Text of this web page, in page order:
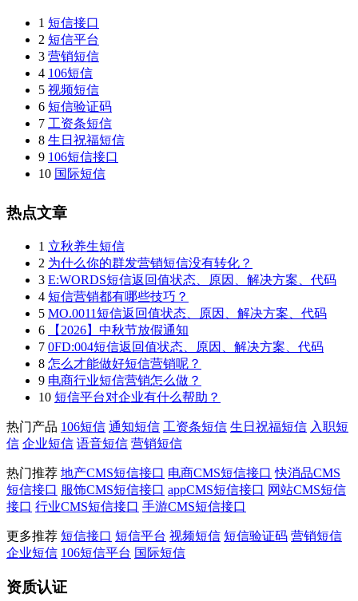
1 短信接口
2 短信平台
3 营销短信
4 106短信
5 视频短信
6 短信验证码
7 工资条短信
8 生日祝福短信
9 106短信接口
10 国际短信
热点文章
1 立秋养生短信
2 为什么你的群发营销短信没有转化？
3 E:WORDS短信返回值状态、原因、解决方案、代码
4 短信营销都有哪些技巧？
5 MO.0011短信返回值状态、原因、解决方案、代码
6
【2026】中秋节放假通知
7 0FD:004短信返回值状态、原因、解决方案、代码
8 怎么才能做好短信营销呢？
9 电商行业短信营销怎么做？
10 短信平台对企业有什么帮助？
热门产品 106短信 通知短信 工资条短信 生日祝福短信 入职短
信 企业短信 语音短信 营销短信
热门推荐 地产CMS短信接口 电商CMS短信接口 快消品CMS
短信接口 服饰CMS短信接口 appCMS短信接口 网站CMS短信
接口 行业CMS短信接口 手游CMS短信接口
更多推荐 短信接口 短信平台 视频短信 短信验证码 营销短信
企业短信 106短信平台 国际短信
资质认证